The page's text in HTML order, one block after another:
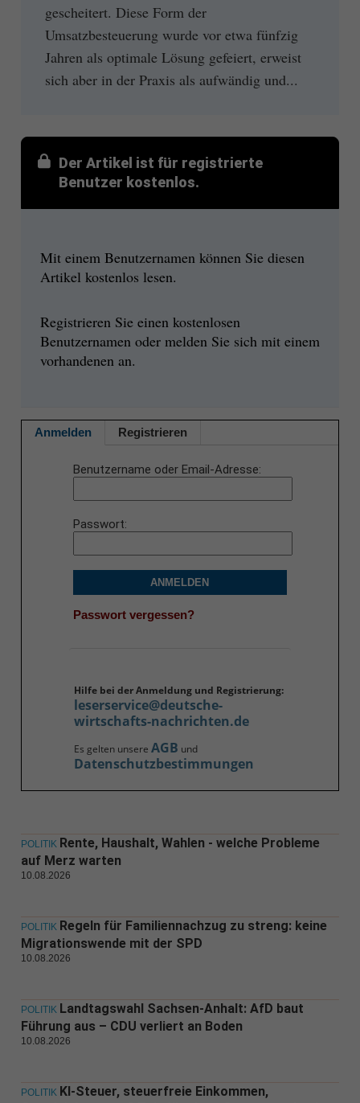
gescheitert. Diese Form der
Umsatzbesteuerung wurde vor etwa fünfzig
Jahren als optimale Lösung gefeiert, erweist
sich aber in der Praxis als aufwändig und...
Der Artikel ist für registrierte
Benutzer kostenlos.
Mit einem Benutzernamen können Sie diesen
Artikel kostenlos lesen.
Registrieren Sie einen kostenlosen
Benutzernamen oder melden Sie sich mit einem
vorhandenen an.
Anmelden Registrieren
Benutzername oder Email-Adresse
Passwort
ANMELDEN
Passwort vergessen?
Hilfe bei der Anmeldung und Registrierung:
leserservice@deutsche-
wirtschafts-nachrichten.de
Es gelten unsere AGB und
Datenschutzbestimmungen
POLITIK Rente, Haushalt, Wahlen - welche Probleme
auf Merz warten
10.08.2026
POLITIK Regeln für Familiennachzug zu streng: keine
Migrationswende mit der SPD
10.08.2026
POLITIK Landtagswahl Sachsen-Anhalt: AfD baut
Führung aus – CDU verliert an Boden
10.08.2026
POLITIK KI-Steuer, steuerfreie Einkommen,